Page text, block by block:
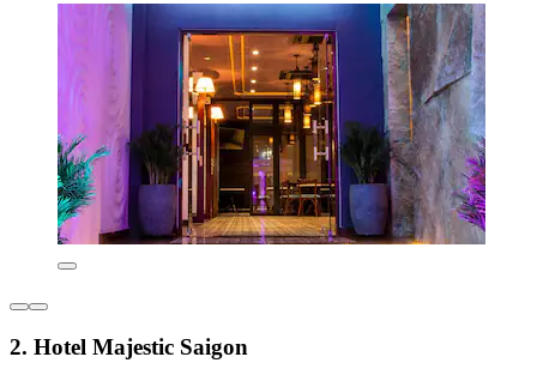
2. Hotel Majestic Saigon